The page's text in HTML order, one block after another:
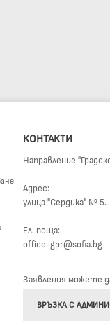
КОНТАКТИ
Направление
Адрес:
улица "Сердика" № 5.
Ел. поща:
office-gpr@sofia.bg
Заявления можете
ВРЪЗКА С